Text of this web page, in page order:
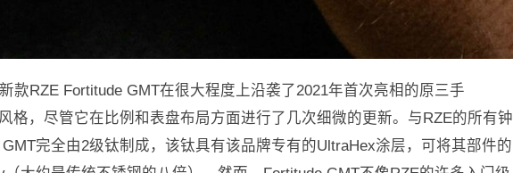
款RZE Fortitude GMT在很大程度上沿袭了2021年首次亮相的原三手
格，尽管它在比例和表盘布局方面进行了几次细微的更新。与RZE的所有钟
完全由2级钛制成，该钛具有该品牌专有的UltraHex涂层，可将其部件的